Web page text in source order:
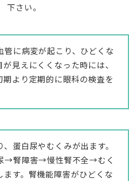
下さい。
管に病変が起こり、ひどくな
見えにくくなった時には、
より定期的に眼科の検査を
蛋白尿やむくみが出ます。
→腎障害→慢性腎不全→むく
す。腎機能障害がひどくな